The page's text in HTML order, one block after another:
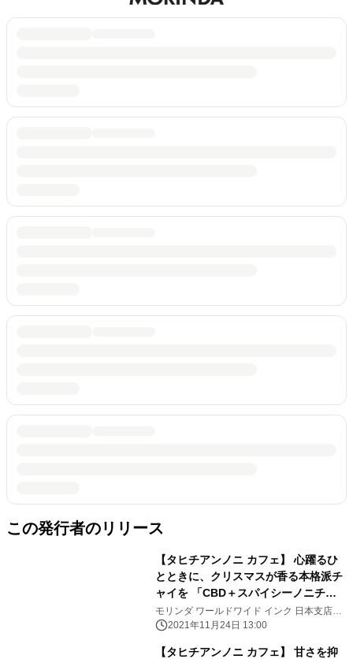
この発行者のリリース
【タヒチアンノニ カフェ】 心躍るひ
とときに、クリスマスが香る本格派チ
ャイを 「CBD＋スパイシーノニチャ
イラテ」(ICED／HOT) ホリデーシー
ズン限定メニューとして登場
モリンダ ワールドワイド インク 日本支店
タヒチアンノニ カフェ
2021年11月24日 13:00
【タヒチアンノニ カフェ】 甘さを抑